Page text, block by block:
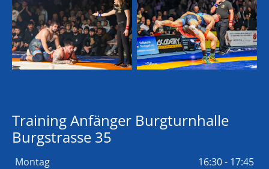
Training Anfänger Burgturnhalle
Burgstrasse 35
Montag
16:30 - 17:45